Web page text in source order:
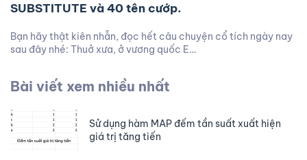
SUBSTITUTE và 40 tên cướp.
Bạn hãy thật kiên nhẫn, đọc hết câu chuyện cổ tích ngày nay
sau đây nhé: Thuở xưa, ở vương quốc E…
Bài viết xem nhiều nhất
Sử dụng hàm MAP đếm tần suất xuất hiện
giá trị tăng tiến